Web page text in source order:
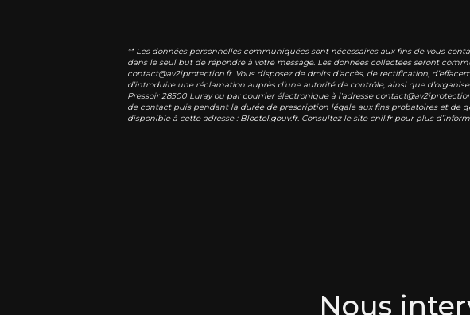
** Les données personnelles communiquées sont nécessaires aux fins de vous
dans le seul but de répondre à votre message. Les données collectées seront
contact@av2iprotection.fr. Vous disposez de droits d’accès, de rectification,
d’introduire une réclamation auprès d’une autorité de contrôle, ainsi que
Pressoir 28500 Luray ou par courrier électronique à l'adresse
de contact puis pendant la durée de prescription légale aux fins probatoires et de
disponible à cette adresse : Bloctel.gouv.fr. Consultez le site cnil.fr pour plus
Nous